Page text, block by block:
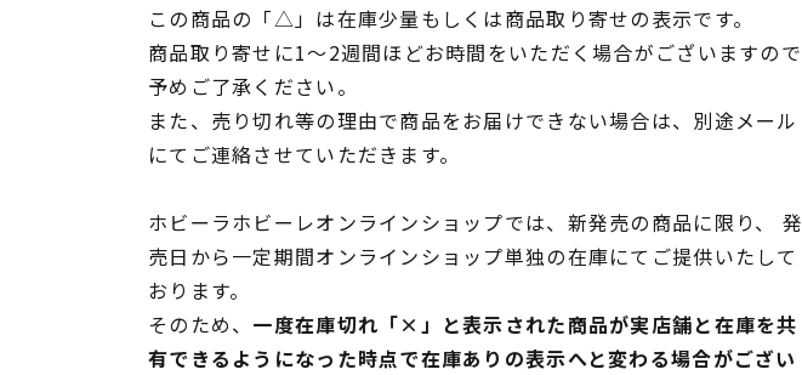
この商品の「△」は在庫少量もしくは商品取り寄せの表示です。
商品取り寄せに1～2週間ほどお時間をいただく場合がございますので
予めご了承ください。
また、売り切れ等の理由で商品をお届けできない場合は、別途メール
にてご連絡させていただきます。
ホビーラホビーレオンラインショップでは、新発売の商品に限り、 発
売日から一定期間オンラインショップ単独の在庫にてご提供いたして
おります。
そのため、 一度在庫切れ「×」と表示された商品が実店舗と在庫を共
有できるようになった時点で在庫ありの表示へと変わる場合がござい